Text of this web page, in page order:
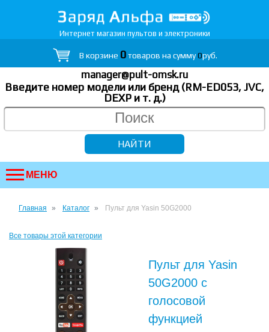
Интернет магазин пультов и электроники
В корзине 0товаров на сумму0руб.
manager@pult-omsk.ru
Введите номер модели или бренд (RM-ED053, JVC,
DEXP и т. д.)
МЕНЮ
Главная Каталог Пульт для Yasin 50G2000
Все товары этой категории
Пульт для Yasin
50G2000 с
голосовой
функцией